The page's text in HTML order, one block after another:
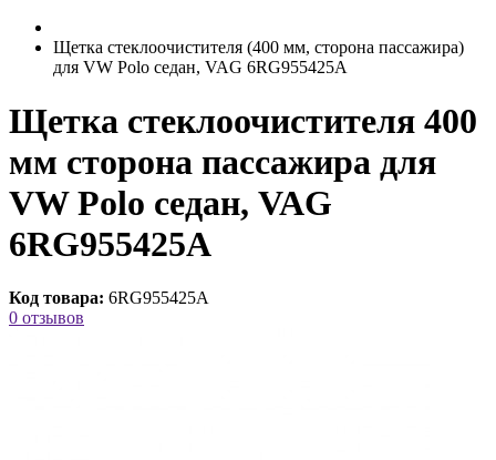
Щетка стеклоочистителя (400 мм, сторона пассажира)
для VW Polo седан, VAG 6RG955425A
Щетка стеклоочистителя 400
мм сторона пассажира для
VW Polo седан, VAG
6RG955425A
Код товара: 6RG955425A
0 отзывов